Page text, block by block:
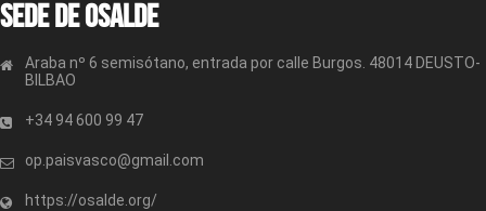
Sede de OSALDE
Araba nº 6 semisótano, entrada por calle Burgos. 48014 DEUSTO-
BILBAO
+34 94 600 99 47
op.paisvasco@gmail.com
https://osalde.org/